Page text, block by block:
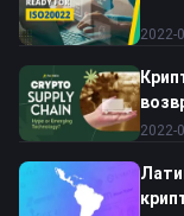
2022-
2022-